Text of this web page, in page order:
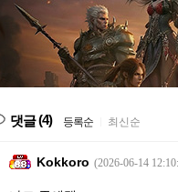
댓글(4) 등록순 최신순
Kokkoro (2026-06-14